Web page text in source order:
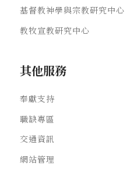
基督教神學與宗教研究中心
教牧宣教研究中心
其他服務
奉獻支持
職缺專區
交通資訊
網站管理